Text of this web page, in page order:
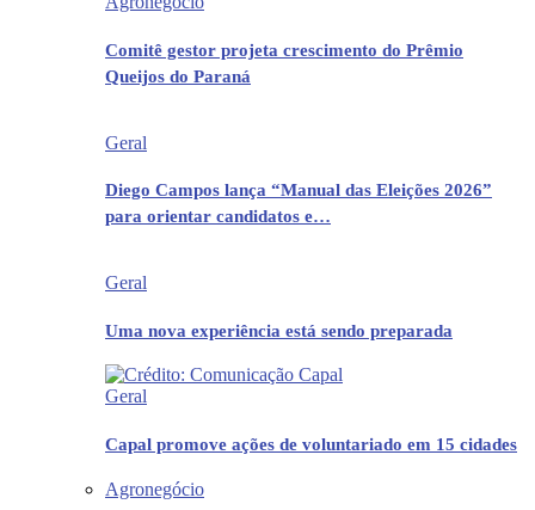
Comitê gestor projeta crescimento do Prêmio
Queijos do Paraná
Geral
Diego Campos lança “Manual das Eleições 2026”
para orientar candidatos e…
Geral
Uma nova experiência está sendo preparada
Geral
Capal promove ações de voluntariado em 15 cidades
Agronegócio